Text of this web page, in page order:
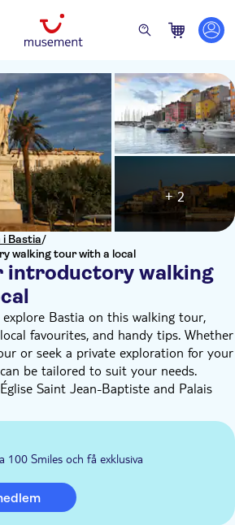
Bastia/
walking tour with a local
introductory walking
+ 2
Bastia on this walking tour,
favourites, and handy tips. Whether
or seek a private exploration for your
be tailored to suit your needs.
Saint Jean-Baptiste and Palais
with some lesser-known gems. Along
your understanding of the city
Your local will also provide insider
drink, and travel around the city.
you'll have gained an introduction to
a local lens, and recommendations to
100 Smiles och få exklusiva